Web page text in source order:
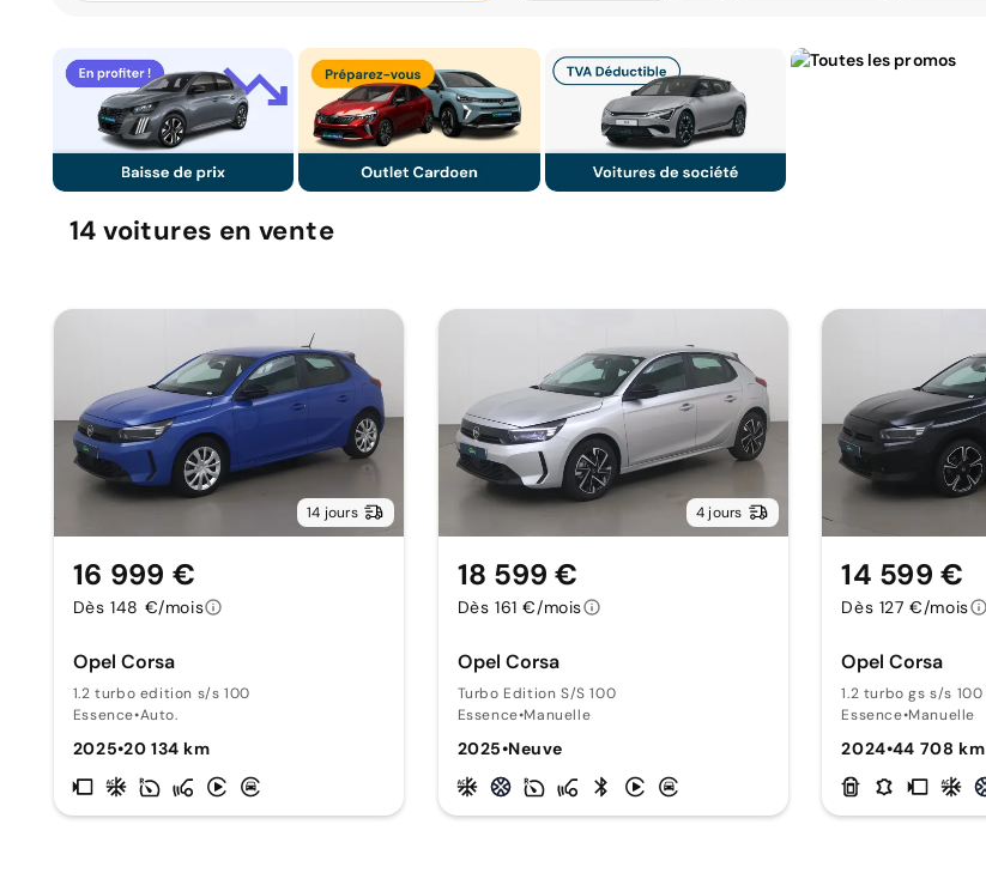
14voitures en vente
14 jours
Opel Corsa
1.2 turbo edition s/s 100
Essence•Auto.
2025•20 134 km
16 999 €
Dès 148 €/mois
4 jours
Opel Corsa
Turbo Edition S/S 100
Essence•Manuelle
2025•Neuve
18 599 €
Dès 161 €/mois
Opel Corsa
1.2 turbo gs s/s 100
Essence•Manuelle
2024•44 708 km
14 599 €
Dès 127 €/mois